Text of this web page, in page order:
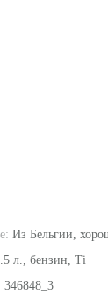
Из Бельгии,
л., бензин, Ti
346848_3